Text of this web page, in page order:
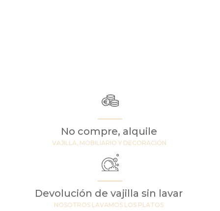
No compre, alquile
VAJILLA, MOBILIARIO Y DECORACIÓN
Devolución de vajilla sin lavar
NOSOTROS LAVAMOS LOS PLATOS